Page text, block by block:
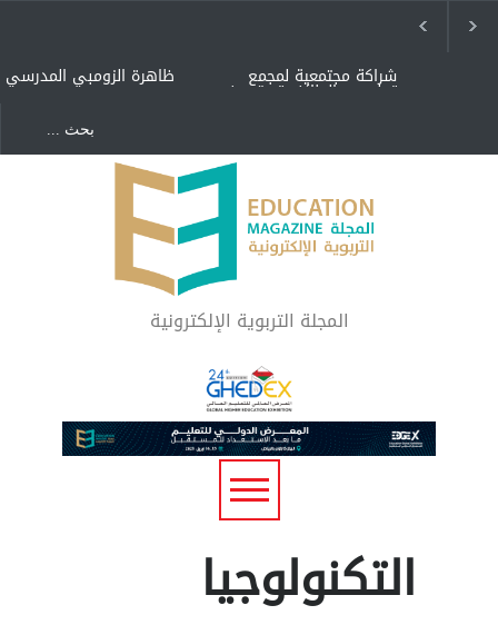
ظاهرة الزومبي المدرسي شراكة مجتمعية لمجمع
تعليمي بالطائف تستهدف
"كنت أنضرب ومافيني إلا
العافية" هل هذا مبرر
لاستمرار أسلوب التربية
المتوارث؟
لماذا تعد برامج توعية الأطفال
بخصوصية الجسد وقاية لا
فضول؟
المجلة التربوية الإلكترونية
التكنولوجيا